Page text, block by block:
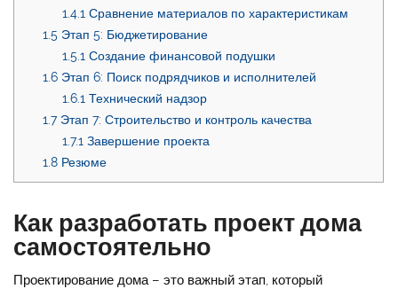
1.4.1 Сравнение материалов по характеристикам
1.5 Этап 5: Бюджетирование
1.5.1 Создание финансовой подушки
1.6Этап 6: Поиск подрядчиков и исполнителей
1.6.1 Технический надзор
1.7Этап 7: Строительство и контроль качества
1.7.1 Завершение проекта
1.8Резюме
Как разработать проект дома
самостоятельно
Проектирование дома – это важный этап, который